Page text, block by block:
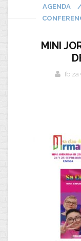
AGENDA
MINI
Ibiza